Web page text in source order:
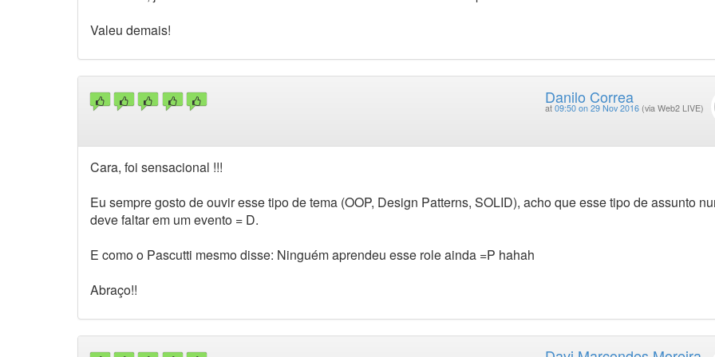
Valeu demais!
Danilo Correa
at 09:50 on 29 Nov 2016 (via Web2 LIVE)
Cara, foi sensacional !!!
Eu sempre gosto de ouvir esse tipo de tema (OOP, Design Patterns, SOLID), acho que esse tipo de assunto
deve faltar em um evento = D.
E como o Pascutti mesmo disse: Ninguém aprendeu esse role ainda =P hahah
Abraço!!